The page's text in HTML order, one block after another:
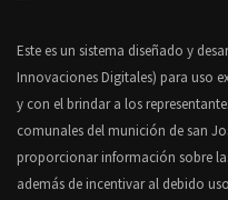
Este es un sistema diseñado y
Innovaciones Digitales) para uso
y con el brindar a los
comunales del munición de san
proporcionar información sobre
además de incentivar al debido